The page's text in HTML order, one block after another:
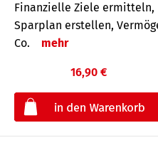
Finanzielle Ziele
Sparplan erstellen,
Co.
mehr
16,90 €